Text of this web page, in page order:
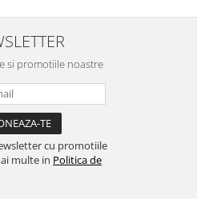
si promotiile noastre
cu promotiile
multe in Politica de